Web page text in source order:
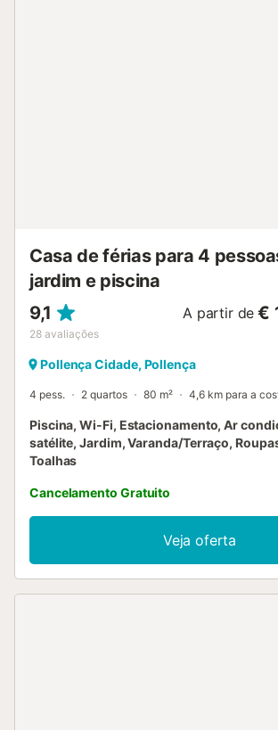
Casa de férias para 4
jardim e piscina
9,1
28 avaliações
A partir de €
Pollença Cidade, Pollença
4 pess. 2 quartos 80 m² 4,6 km para a
Piscina, Wi-Fi, Estacionamento, Ar
satélite, Jardim, Varanda/Terraço,
Toalhas
Cancelamento Gratuito
Veja oferta